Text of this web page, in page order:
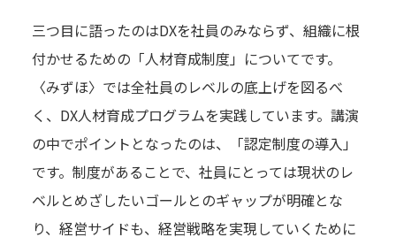
三つ目に語ったのはDXを社員のみならず、組織に根
付かせるための「人材育成制度」についてです。
〈みずほ〉では全社員のレベルの底上げを図るべ
く、DX人材育成プログラムを実践しています。講演
の中でポイントとなったのは、「認定制度の導入」
です。制度があることで、社員にとっては現状のレ
ベルとめざしたいゴールとのギャップが明確とな
り、経営サイドも、経営戦略を実現していくために